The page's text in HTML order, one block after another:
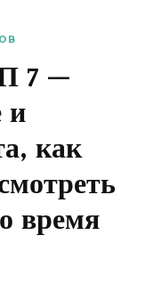
7 —
и
как
время